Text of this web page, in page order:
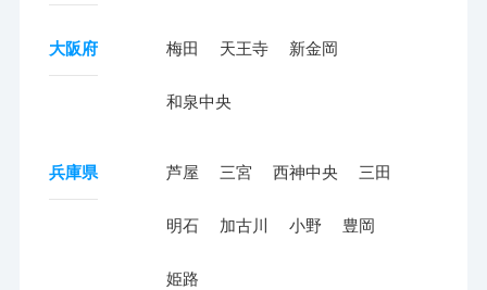
大阪府 梅田 天王寺 新金岡
和泉中央
兵庫県 芦屋 三宮 西神中央 三田
明石 加古川 小野 豊岡
姫路